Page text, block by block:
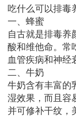
吃什么可以排毒
一、蜂蜜
自古就是排毒养
酸和维他命。常
血管疾病和神经
二、牛奶
牛奶含有丰富的
湿效果，而且容
并可修补干纹，